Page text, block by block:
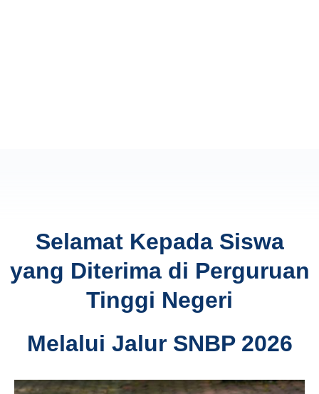
Selamat Kepada Siswa
yang Diterima di Perguruan
Tinggi Negeri
Melalui Jalur SNBP 2026